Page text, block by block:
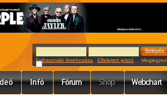
Felhasználó létrehozása Elfelejtett jelszó Megjegyez